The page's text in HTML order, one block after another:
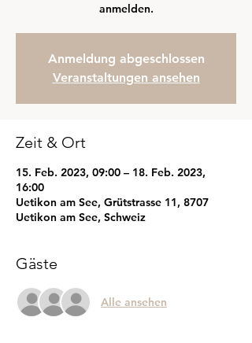
anmelden.
Anmeldung abgeschlossen
Veranstaltungen ansehen
Zeit & Ort
15. Feb. 2023, 09:00 – 18. Feb. 2023,
16:00
Uetikon am See, Grütstrasse 11, 8707
Uetikon am See, Schweiz
Gäste
Alle ansehen